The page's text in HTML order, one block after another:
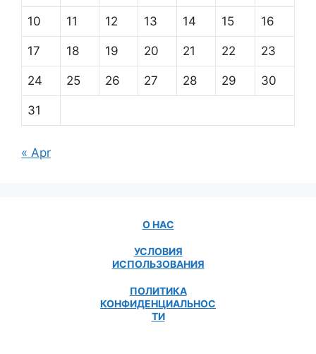
10 11 12 13 14 15 16
17 18 19 20 21 22 23
24 25 26 27 28 29 30
31
« Apr
О НАС
УСЛОВИЯ
ИСПОЛЬЗОВАНИЯ
ПОЛИТИКА
КОНФИДЕНЦИАЛЬНОС
ТИ